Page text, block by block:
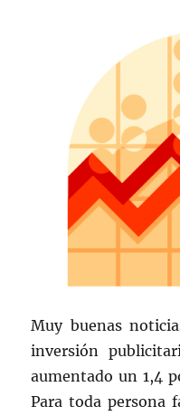
Muy buenas
inversión
aumentado un 1,4
Para toda persona